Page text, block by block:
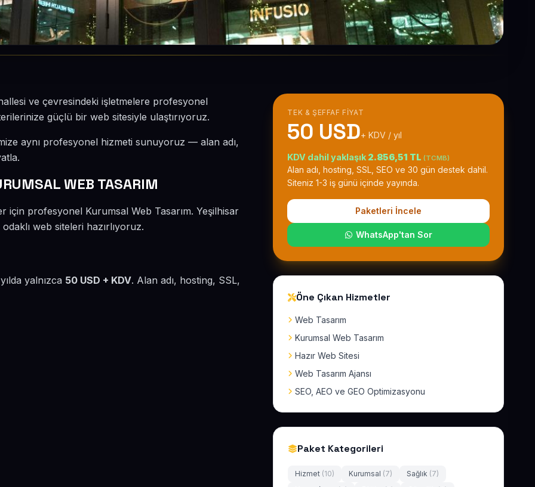
ve çevresindeki işletmelere profesyonel
güçlü bir web sitesiyle ulaştırıyoruz.
aynı profesyonel hizmeti sunuyoruz — alan adı,
WEB TASARIM
için profesyonel Kurumsal Web Tasarım. Yeşilhisar
web siteleri hazırlıyoruz.
yalnızca 50 USD + KDV. Alan adı, hosting, SSL,
TEK & ŞEFFAF FIYAT
50 USD+ KDV / yıl
KDV dahil yaklaşık 2.856,51 TL (TCMB)
Alan adı, hosting, SSL, SEO ve 30 gün destek dahil.
Siteniz 1-3 iş günü içinde yayında.
Paketleri İncele
WhatsApp'tan Sor
Öne Çıkan Hizmetler
Web Tasarım
Kurumsal Web Tasarım
Hazır Web Sitesi
Web Tasarım Ajansı
SEO, AEO ve GEO Optimizasyonu
Paket Kategorileri
Hizmet (10) Kurumsal (7) Sağlık (7)